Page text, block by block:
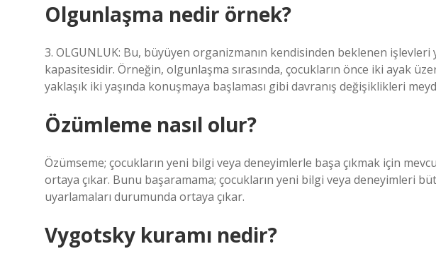
Olgunlaşma nedir örnek?
3. OLGUNLUK: Bu, büyüyen organizmanın kendisinden beklenen
kapasitesidir. Örneğin, olgunlaşma sırasında, çocukların önce iki ayak
yaklaşık iki yaşında konuşmaya başlaması gibi davranış değişiklikleri
Özümleme nasıl olur?
Özümseme; çocukların yeni bilgi veya deneyimlerle başa çıkmak için
ortaya çıkar. Bunu başaramama; çocukların yeni bilgi veya deneyimleri
uyarlamaları durumunda ortaya çıkar.
Vygotsky kuramı nedir?